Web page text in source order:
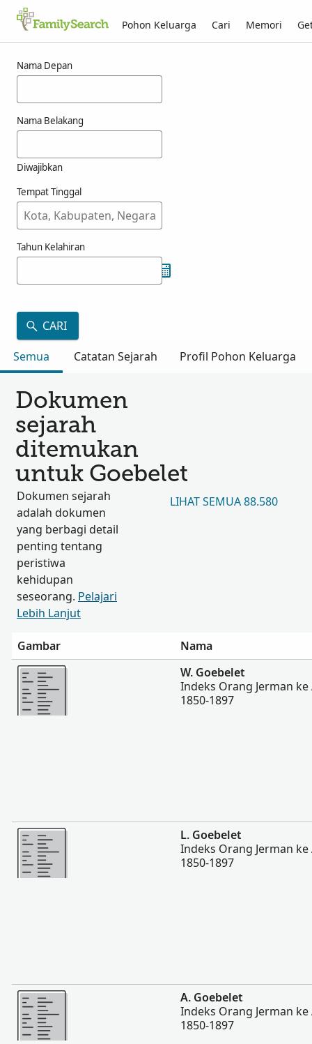
Pohon Keluarga Cari Memori
Nama Depan
Nama Belakang
Diwajibkan
Tempat Tinggal
Tahun Kelahiran
CARI
Semua
Catatan Sejarah Profil Pohon Keluarga
Dokumen
sejarah
ditemukan
untuk Goebelet
Dokumen sejarah
adalah dokumen
yang berbagi detail
penting tentang
peristiwa
kehidupan
seseorang. Pelajari
Lebih Lanjut
LIHAT SEMUA 88.580
Gambar
Nama
Lebih banyak
W. Goebelet
Indeks Orang Jerman
1850-1897
Lebih banyak
L. Goebelet
Indeks Orang Jerman
1850-1897
Lebih banyak
A. Goebelet
Indeks Orang Jerman
1850-1897